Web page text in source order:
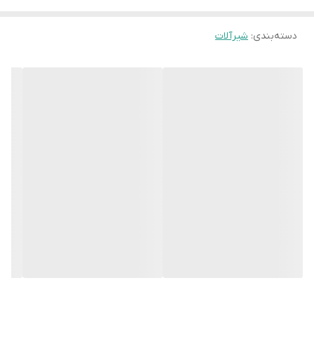
دسته‌بندی: شیرآلات